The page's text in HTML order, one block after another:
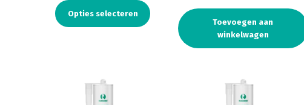
Opties selecteren
Toevoegen aan
winkelwagen